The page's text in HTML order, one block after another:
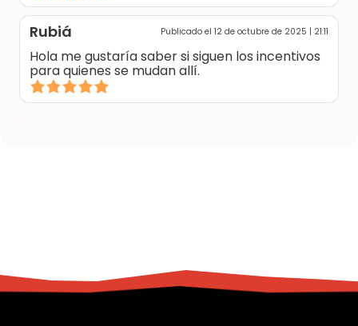
Rubiá Publicado el 12 de octubre de 2025 | 21:11
Hola me gustaría saber si siguen los incentivos
para quienes se mudan allí.